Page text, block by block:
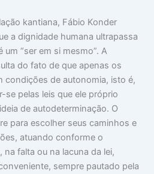
kantiana, Fábio Konder
a dignidade humana ultrapassa
um “ser em si mesmo”. A
do fato de que apenas os
condições de autonomia, isto é,
se pelas leis que ele próprio
de autodeterminação. O
para escolher seus caminhos e
atuando conforme o
falta ou na lacuna da lei,
sempre pautado pela